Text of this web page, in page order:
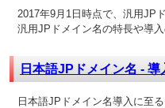
2017年9月1日時点で、汎用JP
汎用JPドメイン名の特長や導
日本語JPドメイン名 -
日本語JPドメイン名導入に至